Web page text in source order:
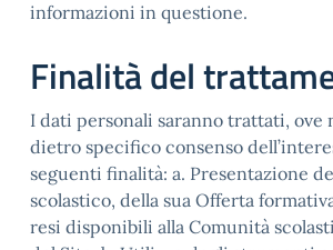
informazioni in questione.
Finalità del
I dati personali saranno trattati, ove
dietro specifico consenso
seguenti finalità: a. Presentazione
scolastico, della sua Offerta
resi disponibili alla Comunità